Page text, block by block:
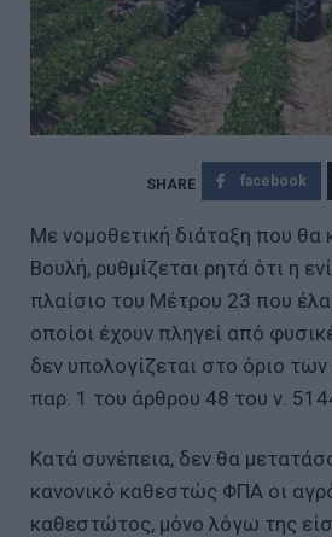
facebook
Με νομοθετική διάταξη που θα
Βουλή, ρυθμίζεται ρητά ότι η
πλαίσιο του Μέτρου 23 που
οποίοι έχουν πληγεί από
δεν υπολογίζεται στο όριο
παρ. 1 του άρθρου 48 του ν.
Κατά συνέπεια, δεν θα
κανονικό καθεστώς ΦΠΑ οι
καθεστώτος, μόνο λόγω της